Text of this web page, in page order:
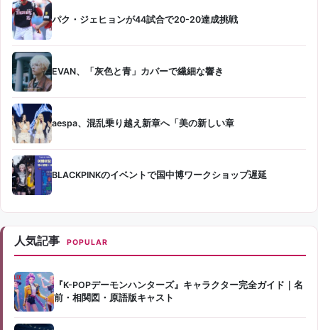
パク・ジェヒョンが44試合で20-20達成挑戦
EVAN、「灰色と青」カバーで繊細な響き
aespa、混乱乗り越え新章へ「美の新しい章
BLACKPINKのイベントで国中博ワークショップ遅延
人気記事 POPULAR
『K-POPデーモンハンターズ』キャラクター完全ガイド｜名
前・相関図・原語版キャスト